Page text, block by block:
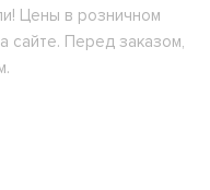
Цены в розничном
сайте. Перед заказом,